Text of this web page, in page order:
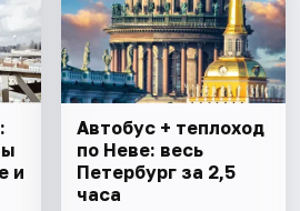
и
Автобус + теплоход
по Неве: весь
Петербург за 2,5
часа